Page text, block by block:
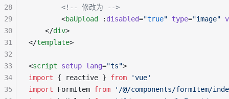
        <!-- 修改为 -->
        <
baUpload : disabled="true" type="image"
    </
div>
</template>
<script setup lang="ts">
import { reactive } from 'vue'
import FormItem from '/@/components/formItem/
28
29
30
31
32
33
34
35